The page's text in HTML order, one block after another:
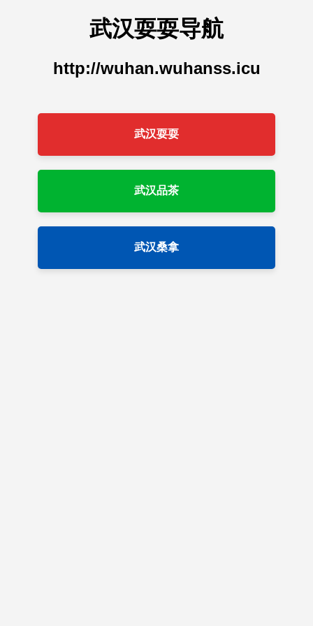
武汉耍耍导航
http://wuhan.wuhanss.icu
武汉耍耍
武汉品茶
武汉桑拿